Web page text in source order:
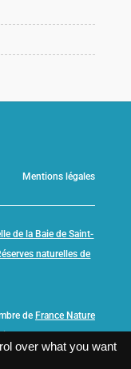
Mentions légales
de la Baie de Saint-
naturelles de
de France Nature
over what you want